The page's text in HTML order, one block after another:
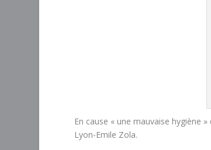
En cause « une mauvaise hygiène
Lyon-Emile Zola.